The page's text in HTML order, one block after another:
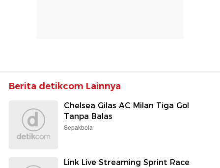
Berita detikcom Lainnya
Chelsea Gilas AC Milan Tiga Gol
Tanpa Balas
Sepakbola
Link Live Streaming Sprint Race